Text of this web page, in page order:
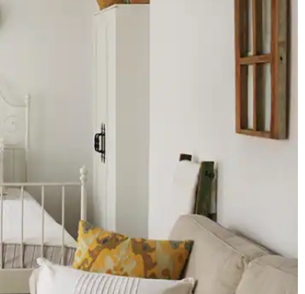
omhoog en omlaag, óf door te tikken of swipen.